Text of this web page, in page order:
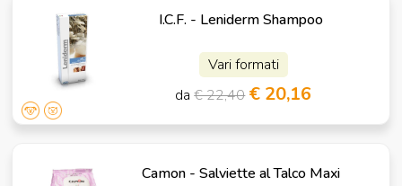
I.C.F. - Leniderm Shampoo
Vari formati
da€ 22,40 € 20,16
Camon - Salviette al Talco Maxi